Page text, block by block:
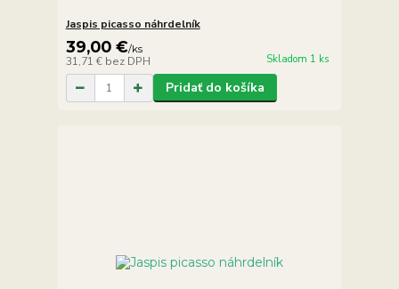
Jaspis picasso náhrdelník
39,00 €/ks
31,71 € bez DPH Skladom 1 ks
Pridať do košíka